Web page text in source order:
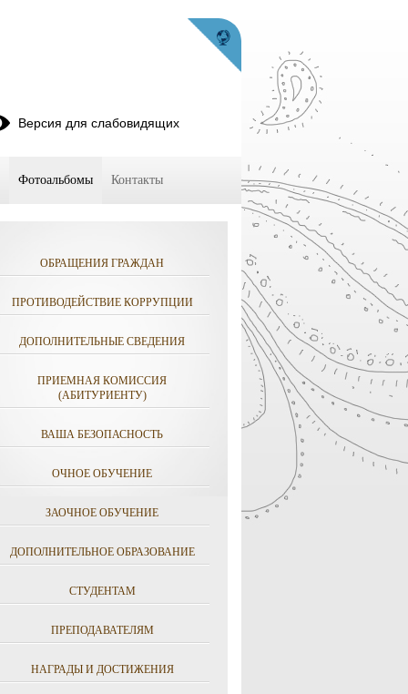
ОБРАЩЕНИЯ ГРАЖДАН
ПРОТИВОДЕЙСТВИЕ КОРРУПЦИИ
ДОПОЛНИТЕЛЬНЫЕ СВЕДЕНИЯ
ПРИЕМНАЯ КОМИССИЯ
(АБИТУРИЕНТУ)
ВАША БЕЗОПАСНОСТЬ
ОЧНОЕ ОБУЧЕНИЕ
ЗАОЧНОЕ ОБУЧЕНИЕ
ДОПОЛНИТЕЛЬНОЕ ОБРАЗОВАНИЕ
СТУДЕНТАМ
ПРЕПОДАВАТЕЛЯМ
НАГРАДЫ И ДОСТИЖЕНИЯ
Версия для слабовидящих
Фотоальбомы Контакты